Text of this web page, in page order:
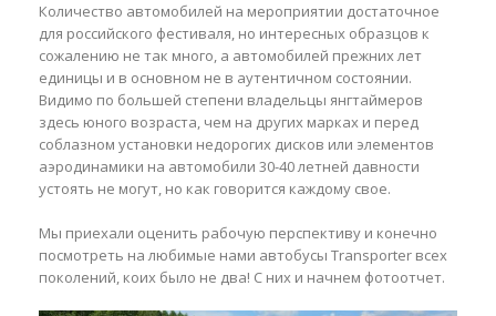
Количество автомобилей на мероприятии достаточное
для российского фестиваля, но интересных образцов к
сожалению не так много, а автомобилей прежних лет
единицы и в основном не в аутентичном состоянии.
Видимо по большей степени владельцы янгтаймеров
здесь юного возраста, чем на других марках и перед
соблазном установки недорогих дисков или элементов
аэродинамики на автомобили 30-40 летней давности
устоять не могут, но как говорится каждому свое.
Мы приехали оценить рабочую перспективу и конечно
посмотреть на любимые нами автобусы Transporter всех
поколений, коих было не два! С них и начнем фотоотчет.